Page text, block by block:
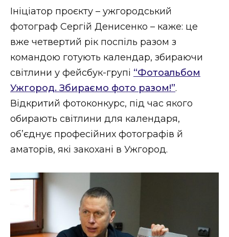
ФОТО
ВІДЕО
Ініціатор проєкту – ужгородський
фотограф Сергій Денисенко – каже: це
вже четвертий рік поспіль разом з
командою готують календар, збираючи
світлини у фейсбук-групі “Фотоальбом
Ужгород. Збираємо фото разом!”.
Відкритий фотоконкурс, під час якого
обирають світлини для календаря,
об’єднує професійних фотографів й
аматорів, які закохані в Ужгород.